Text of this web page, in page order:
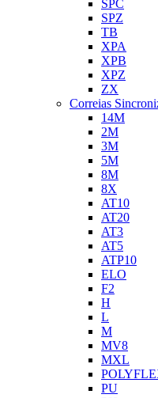
SPC
SPZ
TB
XPA
XPB
XPZ
ZX
Correias
14M
2M
3M
5M
8M
8X
AT10
AT20
AT3
AT5
ATP10
ELO
F2
H
L
M
MV8
MXL
PU